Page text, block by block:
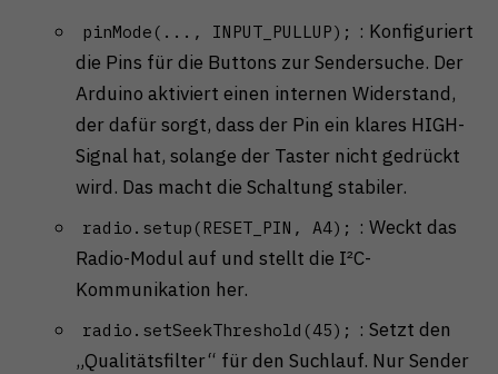
pinMode(..., INPUT_PULLUP); : Konfiguriert
die Pins für die Buttons zur Sendersuche. Der
Arduino aktiviert einen internen Widerstand,
der dafür sorgt, dass der Pin ein klares HIGH-
Signal hat, solange der Taster nicht gedrückt
wird. Das macht die Schaltung stabiler.
radio.setup(RESET_PIN, A4); : Weckt das
Radio-Modul auf und stellt die I²C-
Kommunikation her.
radio.setSeekThreshold(45); : Setzt den
„Qualitätsfilter“ für den Suchlauf. Nur Sender